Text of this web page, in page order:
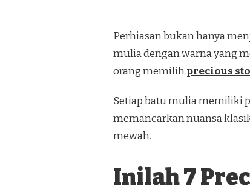
Perhiasan bukan hanya
mulia dengan warna yang
orang memilihprecious
Setiap batu mulia memiliki
memancarkan nuansa
mewah.
Inilah 7